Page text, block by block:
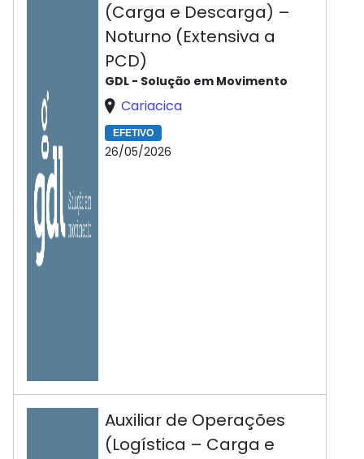
(Carga e Descarga) –
Noturno (Extensiva a
PCD)
GDL - Solução em Movimento
Cariacica
EFETIVO
26/05/2026
Auxiliar de Operações
(Logística – Carga e